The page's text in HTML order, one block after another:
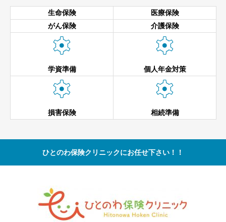
生命保険
医療保険
がん保険
介護保険

学資準備

個人年金対策

損害保険

相続準備
ひとのわ保険クリニックにお任せ下さい！！